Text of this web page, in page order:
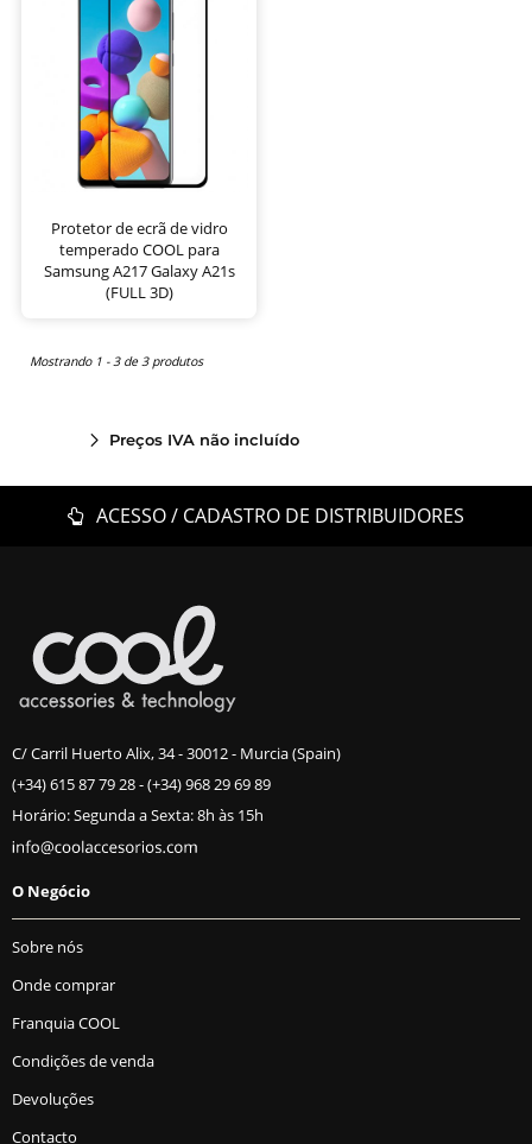
Protetor de ecrã de vidro
temperado COOL para
Samsung A217 Galaxy A21s
(FULL 3D)
Mostrando 1 - 3 de 3 produtos
Preços IVA não incluído
ACESSO / CADASTRO DE DISTRIBUIDORES
C/ Carril Huerto Alix, 34 - 30012 - Murcia (Spain)
(+34) 615 87 79 28-(+34) 968 29 69 89
Horário: Segunda a Sexta: 8h às 15h
O Negócio
Sobre nós
Onde comprar
Franquia COOL
Condições de venda
Devoluções
Contacto